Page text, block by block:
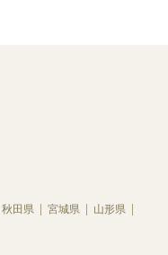
秋田県 宮城県
山形県